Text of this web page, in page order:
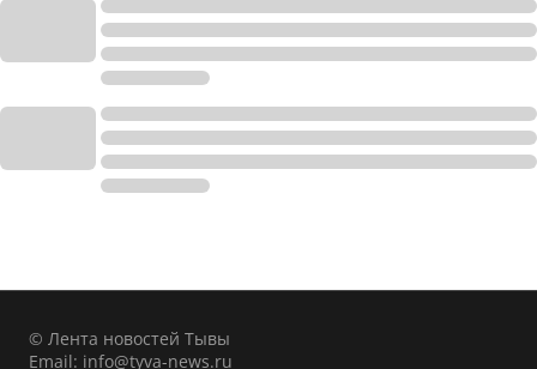
© Лента новостей Тывы
Email: info@tyva-news.ru